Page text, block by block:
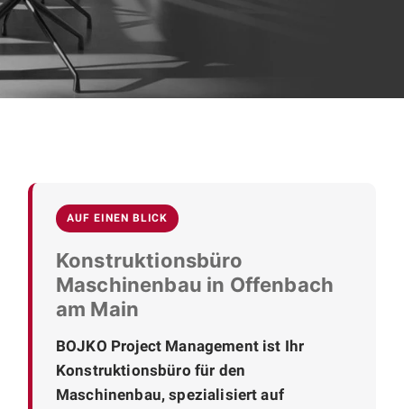
AUF EINEN BLICK
Konstruktionsbüro
Maschinenbau in Offenbach
am Main
BOJKO Project Management ist Ihr
Konstruktionsbüro für den
Maschinenbau, spezialisiert auf